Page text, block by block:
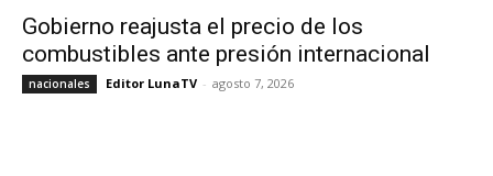
Gobierno reajusta el precio de los
combustibles ante presión internacional
nacionales Editor LunaTV - agosto 7, 2026